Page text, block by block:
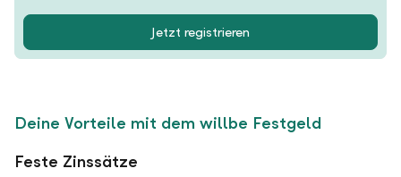
Jetzt registrieren
Deine Vorteile mit dem willbe Festgeld
Feste Zinssätze